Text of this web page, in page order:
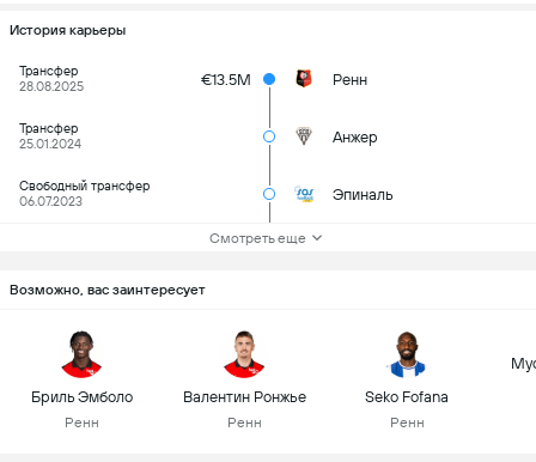
История карьеры
Трансфер
28.08.2025
€13.5M Ренн
Трансфер
25.01.2024
Анжер
Свободный трансфер
06.07.2023
Эпиналь
Смотреть еще
Возможно, вас заинтересует
Бриль Эмболо
Ренн
Валентин Ронжье
Ренн
Seko Fofana
Ренн